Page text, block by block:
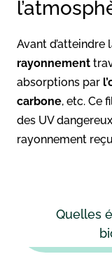
Avant d’atteindre
rayonnement
absorptions par
carbone, etc. Ce
des UV
rayonnement
Quelles